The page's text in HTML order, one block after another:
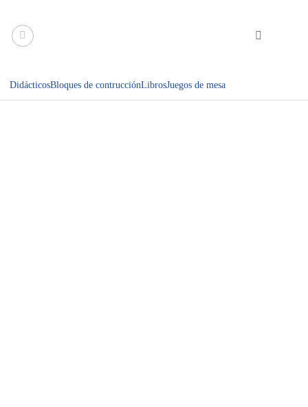
contenido
DidácticosBloques de contrucciónLibrosJuegos de mesa